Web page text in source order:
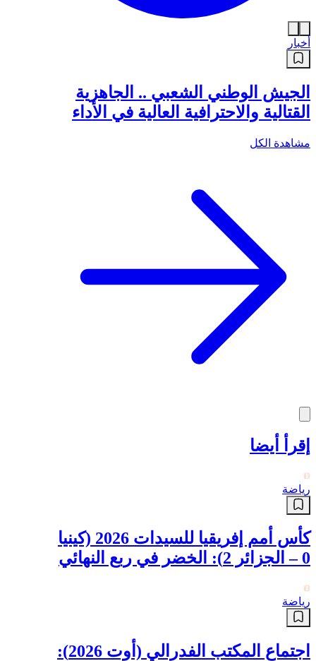
أخبار
الجيش الوطني الشعبي .. الجاهزية
القتالية والاحترافية العالية في الأداء
مشاهدة الكل
إقرأ أيضا
رياضة
كأس أمم إفريقيا للسيدات 2026 (كينيا
0 – الجزائر 2): الخضر في ربع النهائي
رياضة
اجتماع المكتب الفدرالي (أوت 2026):